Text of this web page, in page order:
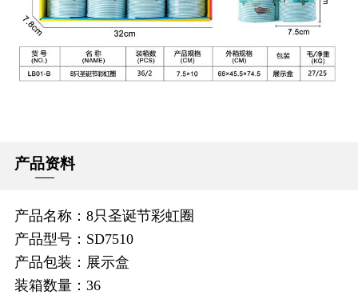
产品资料
产品名称：8只圣诞节彩虹圈
产品型号：SD7510
产品包装：展示盒
装箱数量：36